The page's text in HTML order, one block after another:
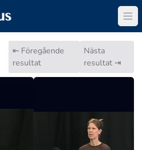
⇤ Föregående
resultat
Nästa
resultat ⇥